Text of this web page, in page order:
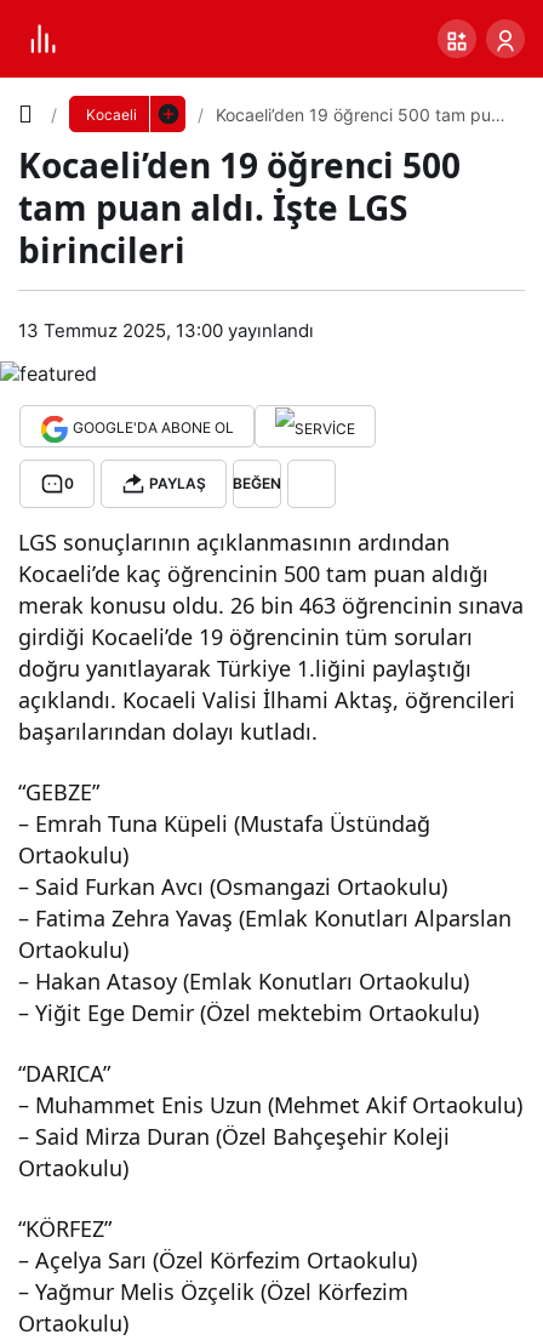
Kocaeli
Kocaeli’den 19 öğrenci 500 tam puan
Kocaeli’den 19 öğrenci 500
tam puan aldı. İşte LGS
birincileri
13 Temmuz 2025, 13:00 yayınlandı
GOOGLE'DA ABONE OL
0 PAYLAŞ BEĞEN
LGS sonuçlarının açıklanmasının ardından
Kocaeli’de kaç öğrencinin 500 tam puan aldığı
merak konusu oldu. 26 bin 463 öğrencinin sınava
girdiği Kocaeli’de 19 öğrencinin tüm soruları
doğru yanıtlayarak Türkiye 1.liğini paylaştığı
açıklandı. Kocaeli Valisi İlhami Aktaş, öğrencileri
başarılarından dolayı kutladı.
“GEBZE”
– Emrah Tuna Küpeli (Mustafa Üstündağ
Ortaokulu)
– Said Furkan Avcı (Osmangazi Ortaokulu)
– Fatima Zehra Yavaş (Emlak Konutları Alparslan
Ortaokulu)
– Hakan Atasoy (Emlak Konutları Ortaokulu)
– Yiğit Ege Demir (Özel mektebim Ortaokulu)
“DARICA”
– Muhammet Enis Uzun (Mehmet Akif Ortaokulu)
– Said Mirza Duran (Özel Bahçeşehir Koleji
Ortaokulu)
“KÖRFEZ”
– Açelya Sarı (Özel Körfezim Ortaokulu)
– Yağmur Melis Özçelik (Özel Körfezim
Ortaokulu)
Koc
den
19
enci
500
tam
pua
n
aldı.
İşte
birin
ciler
i
Yazı
Boyutunu
Ayarla
Varsayılana
0 PAYLAŞ